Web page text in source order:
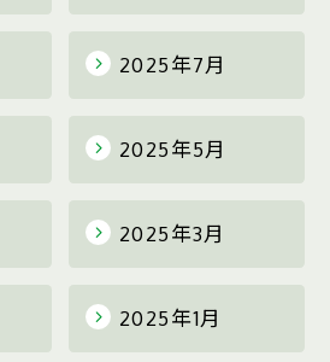
2025年7月
2025年5月
2025年3月
2025年1月